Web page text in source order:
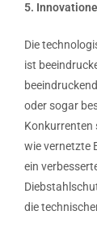
5.
Die
ist
oder sogar
Konkurrenten
wie vernetzte
ein
die